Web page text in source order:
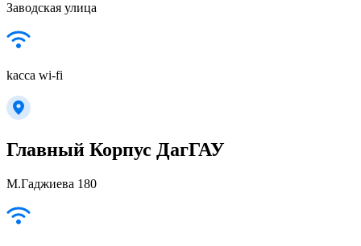
Заводская улица
kacca wi-fi
Главный Корпус ДагГАУ
М.Гаджиева 180